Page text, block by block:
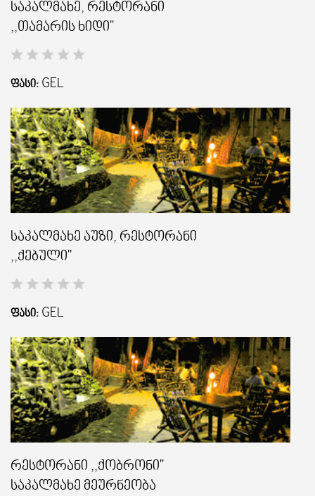
საკალმახე, რესტორანი
,,თამარის ხიდი"
ᲤᲐᲡᲘ: GEL
საკალმახე აუზი, რესტორანი
,,ქებული''
ᲤᲐᲡᲘ: GEL
რესტორანი ,,ქობრონი"
საკალმახე მეურნეობა